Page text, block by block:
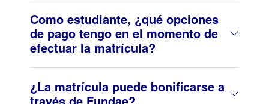
Como estudiante, ¿qué opciones
de pago tengo en el momento de
efectuar la matrícula?
¿La matrícula puede bonificarse a